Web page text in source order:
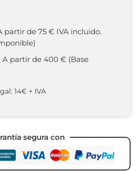
partir de 75 € IVA incluido.
A partir de 400 € (Base
14€ + IVA
segura con